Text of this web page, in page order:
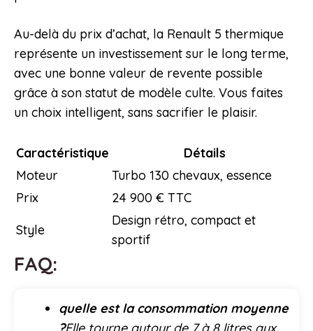
Au-delà du prix d’achat, la Renault 5 thermique
représente un investissement sur le long terme,
avec une bonne valeur de revente possible
grâce à son statut de modèle culte. Vous faites
un choix intelligent, sans sacrifier le plaisir.
Caractéristique
Détails
Moteur
Turbo 130 chevaux, essence
Prix
24 900 € TTC
Style
Design rétro, compact et
sportif
FAQ:
quelle est la consommation moyenne